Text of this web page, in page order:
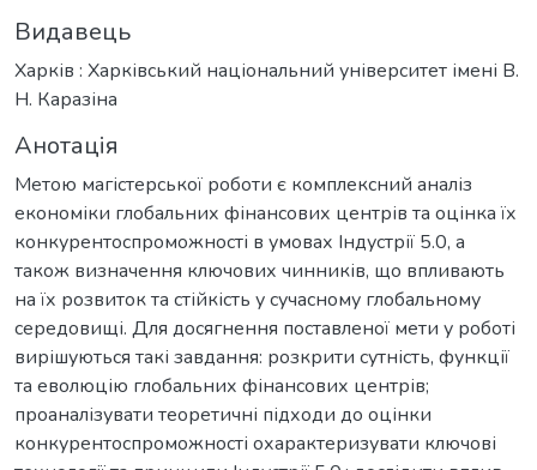
Видавець
Харків : Харківський національний університет імені В.
Н. Каразіна
Анотація
Метою магістерської роботи є комплексний аналіз
економіки глобальних фінансових центрів та оцінка їх
конкурентоспроможності в умовах Індустрії 5.0, а
також визначення ключових чинників, що впливають
на їх розвиток та стійкість у сучасному глобальному
середовищі. Для досягнення поставленої мети у роботі
вирішуються такі завдання: розкрити сутність, функції
та еволюцію глобальних фінансових центрів;
проаналізувати теоретичні підходи до оцінки
конкурентоспроможності охарактеризувати ключові